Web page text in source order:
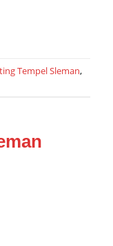
Tempel Sleman,